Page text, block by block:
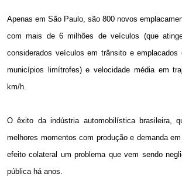
Apenas em São Paulo, são 800 novos
com mais de 6 milhões de veículos (que
considerados veículos em trânsito e emplacados
municípios limítrofes) e velocidade média em
km/h.
O êxito da indústria automobilística brasileira,
melhores momentos com produção e demanda
efeito colateral um problema que vem sendo
pública há anos.